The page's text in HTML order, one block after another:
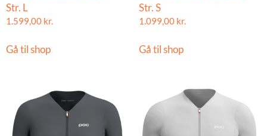
Str. L
1.599,00 kr.
Gå til shop
Str. S
1.099,00 kr.
Gå til shop